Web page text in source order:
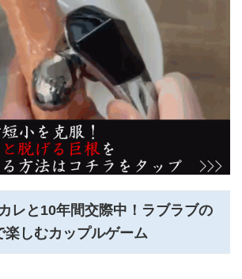
レと10年間交際中！ラブラブの
楽しむカップルゲーム